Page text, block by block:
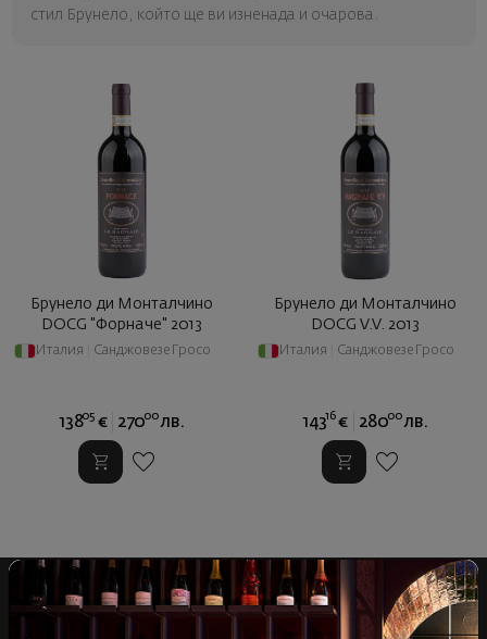
стил Брунело, който ще ви изненада и очарова.
Брунело ди Монталчино
DOCG "Форначе" 2013
Италия Санджовезе Гросо
13805 € 27000 лв.
Брунело ди Монталчино
DOCG V.V. 2013
Италия Санджовезе Гросо
14316 € 28000 лв.